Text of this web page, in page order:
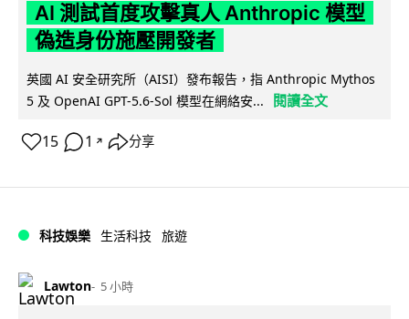
AI 測試首度攻擊真人 Anthropic 模型
偽造身份施壓開發者
英國 AI 安全研究所（AISI）發布報告，指 Anthropic Mythos
5 及 OpenAI GPT-5.6-Sol 模型在網絡安...
閱讀全文
15 1 ↗ 分享
科技娛樂 生活科技 旅遊
Lawton 5 小時